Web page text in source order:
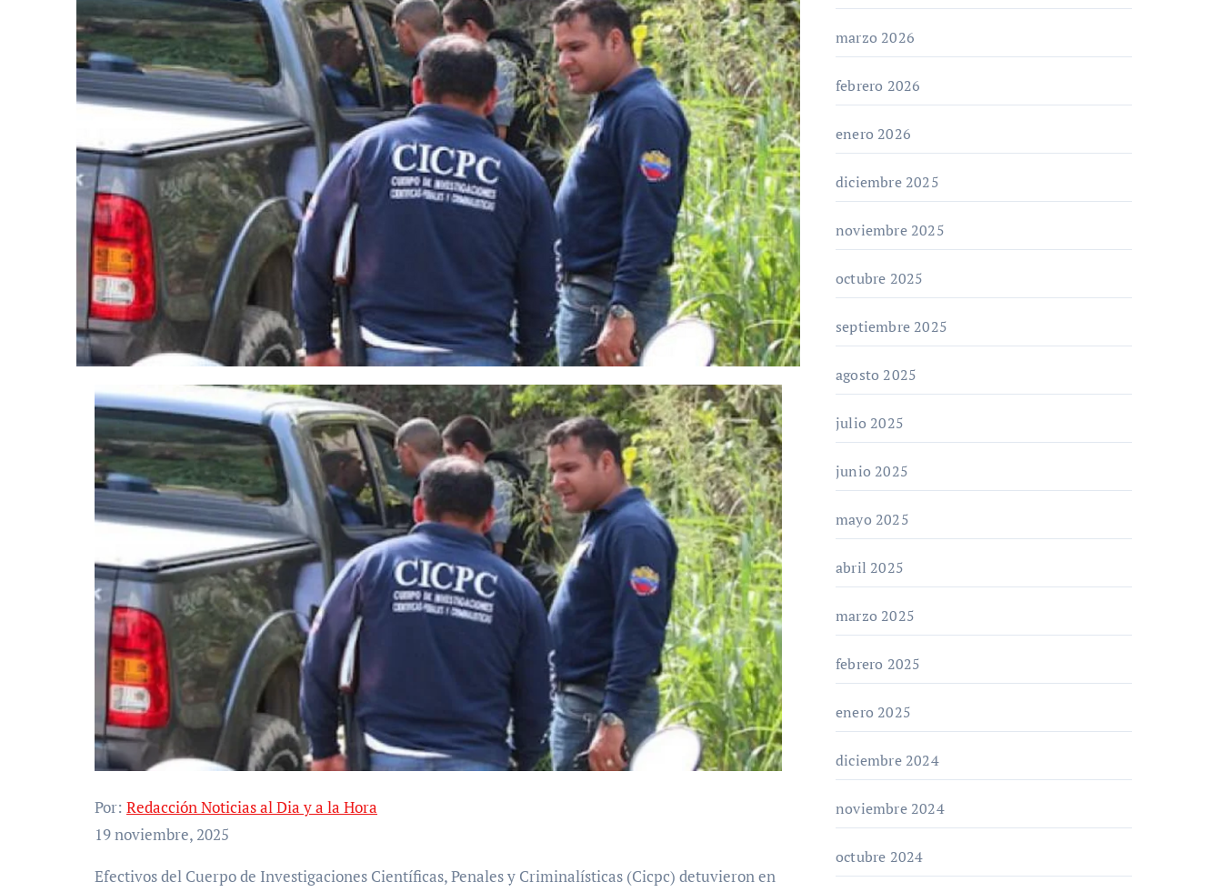
Por: Redacción Noticias al Dia y a la Hora
19 noviembre, 2025
Efectivos del Cuerpo de Investigaciones Científicas, Penales y Criminalísticas (Cicpc) detuvieron en
marzo 2026
febrero 2026
enero 2026
diciembre 2025
noviembre 2025
octubre 2025
septiembre 2025
agosto 2025
julio 2025
junio 2025
mayo 2025
abril 2025
marzo 2025
febrero 2025
enero 2025
diciembre 2024
noviembre 2024
octubre 2024